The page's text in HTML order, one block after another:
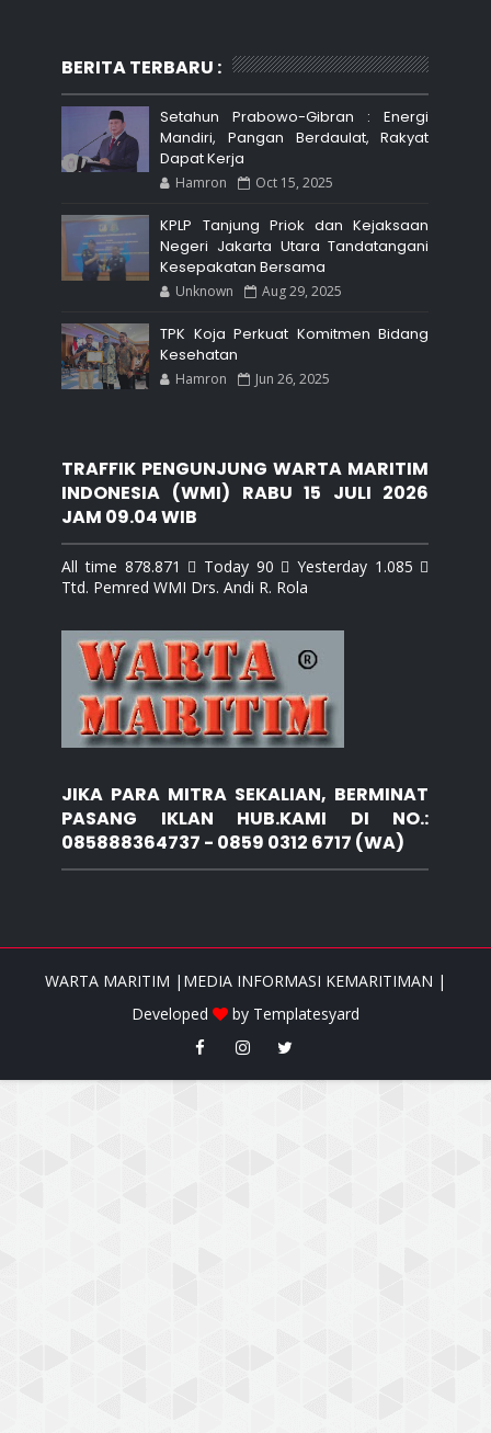
BERITA TERBARU :
Setahun Prabowo-Gibran : Energi
Mandiri, Pangan Berdaulat, Rakyat
Dapat Kerja
Hamron Oct 15, 2025
KPLP Tanjung Priok dan Kejaksaan
Negeri Jakarta Utara Tandatangani
Kesepakatan Bersama
Unknown Aug 29, 2025
TPK Koja Perkuat Komitmen Bidang
Kesehatan
Hamron Jun 26, 2025
TRAFFIK PENGUNJUNG WARTA MARITIM
INDONESIA (WMI) RABU 15 JULI 2026
JAM 09.04 WIB
All time 878.871  Today 90  Yesterday 1.085 
Ttd. Pemred WMI Drs. Andi R. Rola
JIKA PARA MITRA SEKALIAN, BERMINAT
PASANG IKLAN HUB.KAMI DI NO.:
085888364737 - 0859 0312 6717 (WA)
WARTA MARITIM |MEDIA INFORMASI KEMARITIMAN |
Developed
by Templatesyard